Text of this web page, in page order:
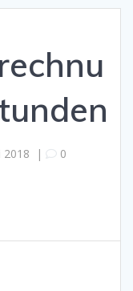
2018 | 0